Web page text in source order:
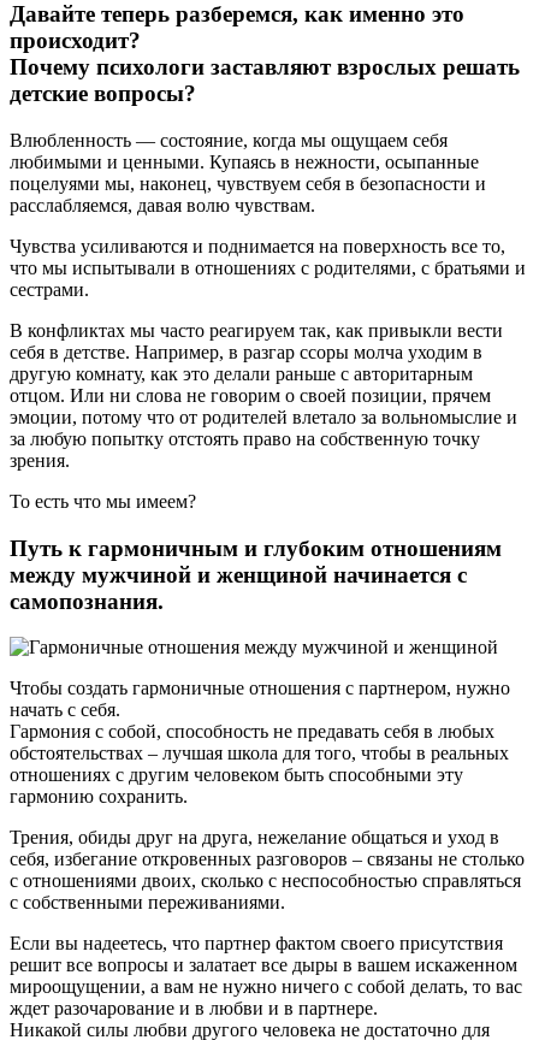
Давайте теперь разберемся, как именно это
происходит?
Почему психологи заставляют взрослых решать
детские вопросы?
Влюбленность — состояние, когда мы ощущаем себя
любимыми и ценными. Купаясь в нежности, осыпанные
поцелуями мы, наконец, чувствуем себя в безопасности и
расслабляемся, давая волю чувствам.
Чувства усиливаются и поднимается на поверхность все то,
что мы испытывали в отношениях с родителями, с братьями и
сестрами.
В конфликтах мы часто реагируем так, как привыкли вести
себя в детстве. Например, в разгар ссоры молча уходим в
другую комнату, как это делали раньше с авторитарным
отцом. Или ни слова не говорим о своей позиции, прячем
эмоции, потому что от родителей влетало за вольномыслие и
за любую попытку отстоять право на собственную точку
зрения.
То есть что мы имеем?
Путь к гармоничным и глубоким отношениям
между мужчиной и женщиной начинается с
самопознания.
Чтобы создать гармоничные отношения с партнером, нужно
начать с себя.
Гармония с собой, способность не предавать себя в любых
обстоятельствах – лучшая школа для того, чтобы в реальных
отношениях с другим человеком быть способными эту
гармонию сохранить.
Трения, обиды друг на друга, нежелание общаться и уход в
себя, избегание откровенных разговоров – связаны не столько
с отношениями двоих, сколько с неспособностью справляться
с собственными переживаниями.
Если вы надеетесь, что партнер фактом своего присутствия
решит все вопросы и залатает все дыры в вашем искаженном
мироощущении, а вам не нужно ничего с собой делать, то вас
ждет разочарование и в любви и в партнере.
Никакой силы любви другого человека не достаточно для